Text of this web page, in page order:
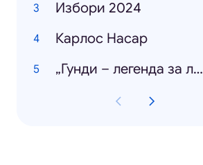
Избори 2024
Карлос Насар
„Гунди – легенда за любовта“